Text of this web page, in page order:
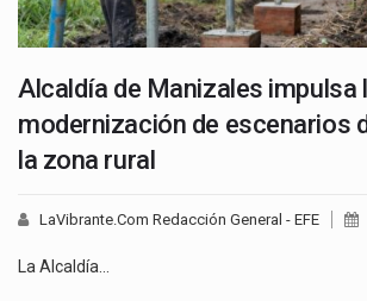
Alcaldía de Manizales impulsa
modernización de escenarios
la zona rural
LaVibrante.Com Redacción General - EFE
La Alcaldía…